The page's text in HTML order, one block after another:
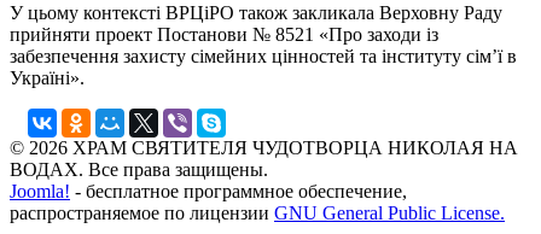
У цьому контексті ВРЦіРО також закликала Верховну Раду
прийняти проект Постанови № 8521 «Про заходи із
забезпечення захисту сімейних цінностей та інституту сім’ї в
Україні».
© 2026 ХРАМ СВЯТИТЕЛЯ ЧУДОТВОРЦА НИКОЛАЯ НА
ВОДАХ. Все права защищены.
Joomla! - бесплатное программное обеспечение,
распространяемое по лицензии GNU General Public License.